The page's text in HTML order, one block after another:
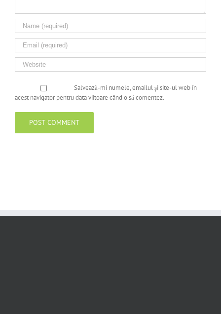
Salvează-mi numele, emailul și site-ul web în
acest navigator pentru data viitoare când o să comentez.